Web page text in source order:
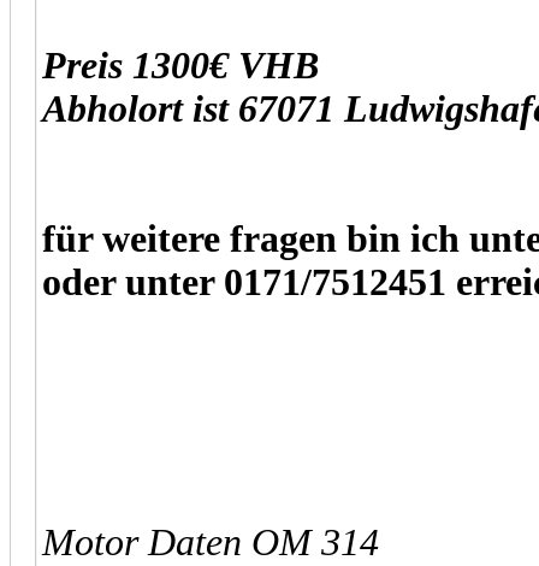
Preis 1300€ VHB
Abholort ist 67071
für weitere fragen bin ich
oder unter 0171/7512451
Motor Daten OM 314